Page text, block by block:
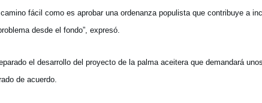
fácil como es aprobar una ordenanza populista que contribuye a
desde el fondo”, expresó.
el desarrollo del proyecto de la palma aceitera que demandará
de acuerdo.